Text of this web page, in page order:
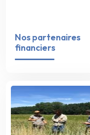
Nos partenaires
financiers